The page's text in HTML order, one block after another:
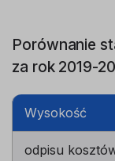
Porównanie
za rok 2019-
Wysokość
odpisu